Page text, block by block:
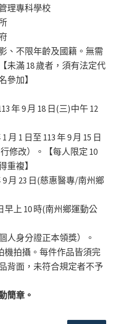
理專科學校
、不限年齡及國籍。無需
未滿 18 歲者，須有法定代
參加】
年 9 月 18 日(三)中午 12
月 1 日至 113 年 9 月 15 日
行修改）。【每人限定 10
重複】
月 23 日(慈惠醫專/南州鄉
早上 10 時(南州鄉運動公
人身分證正本領獎）。
機拍攝。每件作品皆須完
背面，未符合規定者不予
簡章。